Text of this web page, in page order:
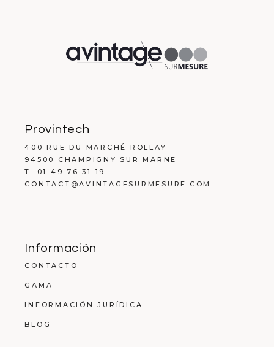
Provintech
400 RUE DU MARCHÉ ROLLAY
94500 CHAMPIGNY SUR MARNE
T. 01 49 76 31 19
CONTACT@AVINTAGESURMESURE.COM
Información
CONTACTO
GAMA
INFORMACIÓN JURÍDICA
BLOG